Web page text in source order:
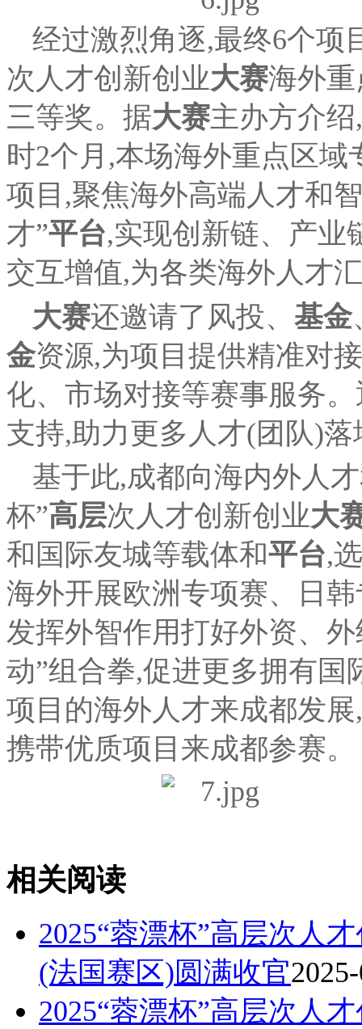
经过激烈角逐,最终6个项
次人才创新创业大赛海外
三等奖。据大赛主办方介
时2个月,本场海外重点区
项目,聚焦海外高端人才和
才”平台,实现创新链、产业
交互增值,为各类海外人才
大赛还邀请了风投、 基金
金资源,为项目提供精准对
化、市场对接等赛事服务
支持,助力更多人才(团队)
基于此,成都向海内外人
杯”高层次人才创新创业大
和国际友城等载体和平台,
海外开展欧洲专项赛、日
发挥外智作用打好外资、
动”组合拳,促进更多拥有
项目的海外人才来成都发
携带优质项目来成都参赛。
相关阅读
2025“蓉漂杯”高层次人
(法国赛区)圆满收官
2025“蓉漂杯”高层次人